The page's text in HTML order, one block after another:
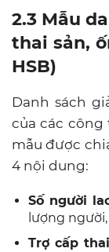
2.3 Mẫu
thai sản,
HSB)
Danh sách
của các công
mẫu được
4 nội dung:
Số người
lượng
Trợ cấp